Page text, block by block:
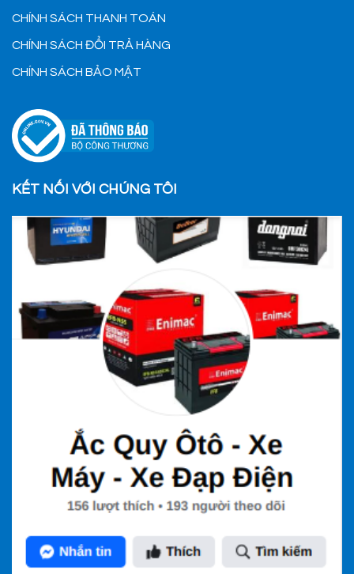
CHÍNH SÁCH THANH TOÁN
CHÍNH SÁCH ĐỔI TRẢ HÀNG
CHÍNH SÁCH BẢO MẬT
KẾT NỐI VỚI CHÚNG TÔI